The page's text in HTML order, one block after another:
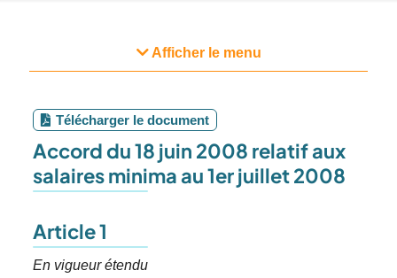
Télécharger le document
Accord du 18 juin 2008 relatif aux
salaires minima au 1er juillet 2008
Article 1
En vigueur étendu
Afficher le menu